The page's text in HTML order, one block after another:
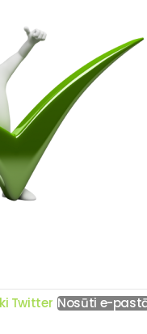
Twitter Nosūti e-